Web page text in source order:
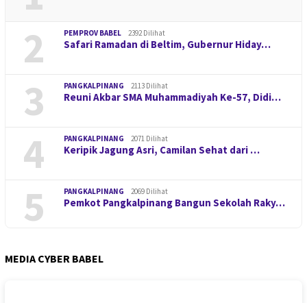
2 PEMPROV BABEL 2392 Dilihat
Safari Ramadan di Beltim, Gubernur Hiday…
3 PANGKALPINANG 2113 Dilihat
Reuni Akbar SMA Muhammadiyah Ke-57, Didi…
4 PANGKALPINANG 2071 Dilihat
Keripik Jagung Asri, Camilan Sehat dari …
5 PANGKALPINANG 2069 Dilihat
Pemkot Pangkalpinang Bangun Sekolah Raky…
MEDIA CYBER BABEL